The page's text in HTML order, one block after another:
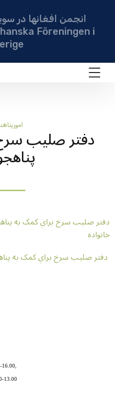
انجمن افغانها در
دفتر صليب
دفتر صليب سرخ براي کمک به
خانواده
13.00